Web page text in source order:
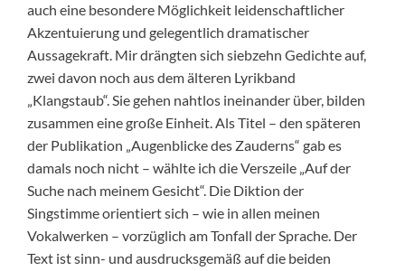
auch eine besondere Möglichkeit leidenschaftlicher
Akzentuierung und gelegentlich dramatischer
Aussagekraft. Mir drängten sich siebzehn Gedichte auf,
zwei davon noch aus dem älteren Lyrikband
„Klangstaub“. Sie gehen nahtlos ineinander über, bilden
zusammen eine große Einheit. Als Titel – den späteren
der Publikation „Augenblicke des Zauderns“ gab es
damals noch nicht – wählte ich die Verszeile „Auf der
Suche nach meinem Gesicht“. Die Diktion der
Singstimme orientiert sich – wie in allen meinen
Vokalwerken – vorzüglich am Tonfall der Sprache. Der
Text ist sinn- und ausdrucksgemäß auf die beiden